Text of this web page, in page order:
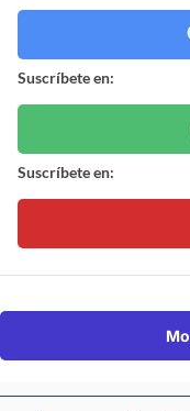
Suscríbete en:
Suscríbete en: